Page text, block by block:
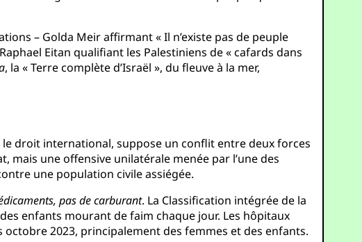
– Golda Meir affirmant « Il n’existe pas de peuple
Eitan qualifiant les Palestiniens de « cafards dans
, la « Terre complète d’Israël », du fleuve à la mer,
le droit international, suppose un conflit entre deux forces
mais une offensive unilatérale menée par l’une des
une population civile assiégée.
pas de carburant. La Classification intégrée de la
enfants mourant de faim chaque jour. Les hôpitaux
octobre 2023, principalement des femmes et des enfants.